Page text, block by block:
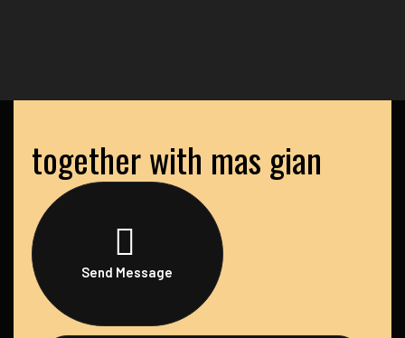
together with mas gian
Send Message